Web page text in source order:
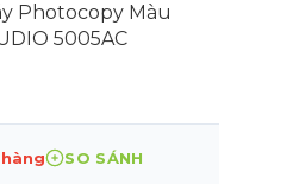
Photocopy Màu
5005AC
hàng SO SÁNH